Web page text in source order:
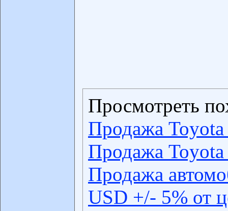
Просмотреть
Продажа
Продажа
Продажа
USD +/- 5% от